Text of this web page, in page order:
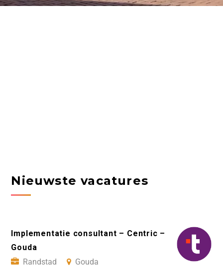
Nieuwste vacatures
Implementatie consultant – Centric –
Gouda
Randstad
Gouda